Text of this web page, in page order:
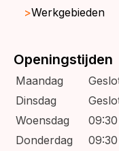
Werkgebieden
Openingstijden
Maandag
Dinsdag
Woensdag
Donderdag